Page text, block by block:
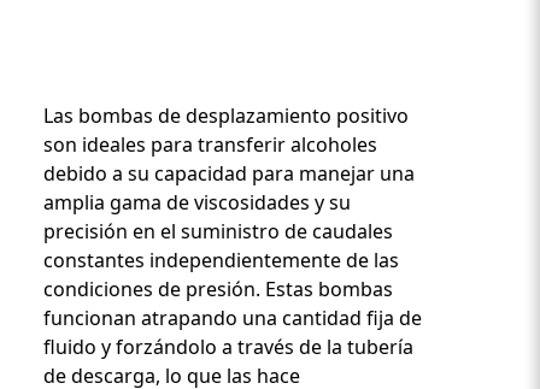
Custom Content One
Las bombas de desplazamiento positivo
son ideales para transferir alcoholes
debido a su capacidad para manejar una
amplia gama de viscosidades y su
precisión en el suministro de caudales
constantes independientemente de las
condiciones de presión. Estas bombas
funcionan atrapando una cantidad fija de
fluido y forzándolo a través de la tubería
de descarga, lo que las hace